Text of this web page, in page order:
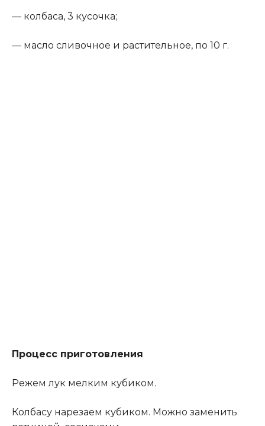
— колбаса, 3 кусочка;
— масло сливочное и растительное, по 10 г.
Процесс приготовления
Режем лук мелким кубиком.
Колбасу нарезаем кубиком. Можно заменить